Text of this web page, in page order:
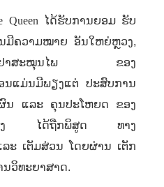
Queen
ໄດ້ຮັບການຍອມ ຮັບ
ມີຄວາມໝາຍ ອັນໃຫຍ່ຫຼວງ,
ສູດຢາສະໝຸນໄພ ຂອງ
ນແມ່ນມີພຽງແຕ່ ປະສົບການ
ຜົນ ແລະ ຄຸນປະໂຫຍດ ຂອງ
ມືອງ ໄດ້ຖືກພິສູດ ທາງ
ະ ເຕັມສ່ວນ ໂດຍຜ່ານ ເຕັກ
ນວິທະຍາສາດ.